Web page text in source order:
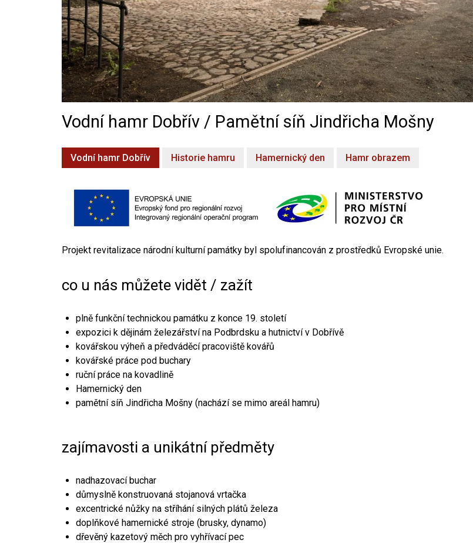
Vodní hamr Dobřív / Pamětní síň Jindřicha Mošny
Vodní hamr Dobřív Historie hamru Hamernický den Hamr obrazem
Projekt revitalizace národní kulturní památky byl spolufinancován z prostředků Evropské unie.
co u nás můžete vidět / zažít
plně funkční technickou památku z konce 19. století
expozici k dějinám železářství na Podbrdsku a hutnictví v Dobřívě
kovářskou výheň a předváděcí pracoviště kovářů
kovářské práce pod buchary
ruční práce na kovadlině
Hamernický den
pamětní síň Jindřicha Mošny (nachází se mimo areál hamru)
zajímavosti a unikátní předměty
nadhazovací buchar
důmyslně konstruovaná stojanová vrtačka
excentrické nůžky na stříhání silných plátů železa
doplňkové hamernické stroje (brusky, dynamo)
dřevěný kazetový měch pro vyhřívací pec